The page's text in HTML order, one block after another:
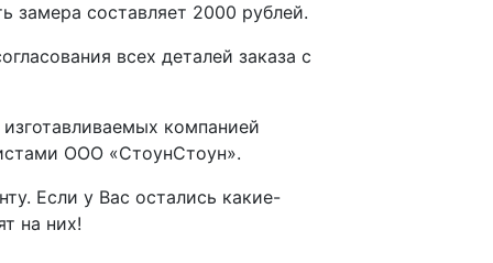
замера составляет 2000 рублей.
всех деталей заказа с
компанией
ООО «СтоунСтоун».
Если у Вас остались какие-
на них!